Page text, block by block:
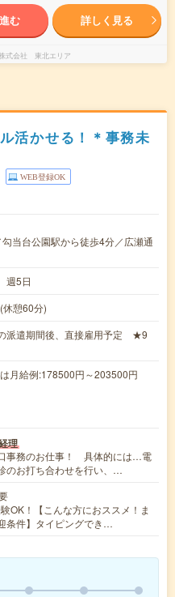
む 詳しく見る
式会社 東北エリア
活かせる！＊事務未
WEB登録OK
当台公園駅から徒歩4分／広瀬通
週5日
憩60分)
派遣期間後、直接雇用予定 ★9
月給例:178500円～203500円
理
事務のお仕事！ 具体的には…電
のお打ち合わせを行い、…
OK！【こんな方におススメ！ま
条件】タイピングでき…